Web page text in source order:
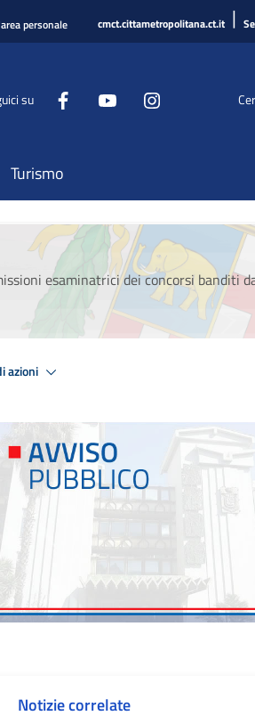
personale cmct.cittametropolitana.ct.it |
su
Turismo
esaminatrici dei concorsi banditi
azioni
Notizie correlate